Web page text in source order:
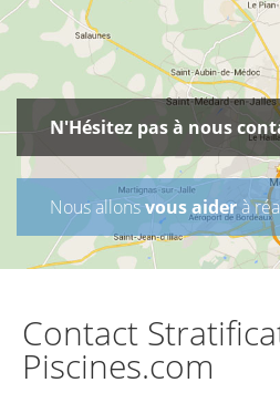
N'Hésitez pas à nous
Nous allonsvous aiderà
Contact
Piscines.com